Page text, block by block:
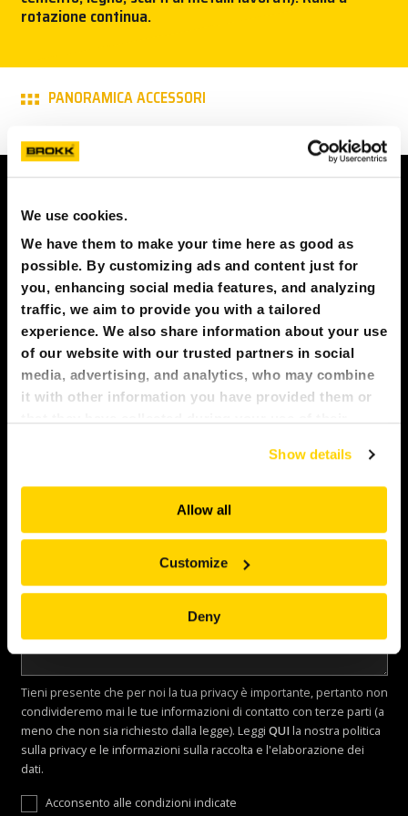
We use cookies.
We have them to make your time here as good as
possible. By customizing ads and content just for
you, enhancing social media features, and analyzing
traffic, we aim to provide you with a tailored
experience. We also share information about your use
of our website with our trusted partners in social
media, advertising, and analytics, who may combine
it with other information you have provided them or
and serve you content that truly matters. Join us and
explore more!
Show details
Allow all
Customize
Deny
STAMPA
MY BROKK
SEARCH
rotazione continua.
PANORAMICA ACCESSORI
Numero di telefono
Indirizzo email
Tieni presente che per noi la tua privacy è importante, pertanto non
condivideremo mai le tue informazioni di contatto con terze parti (a
meno che non sia richiesto dalla legge). Leggi QUIla nostra politica
sulla privacy e le informazioni sulla raccolta e l'elaborazione dei
dati.
Acconsento alle condizioni indicate